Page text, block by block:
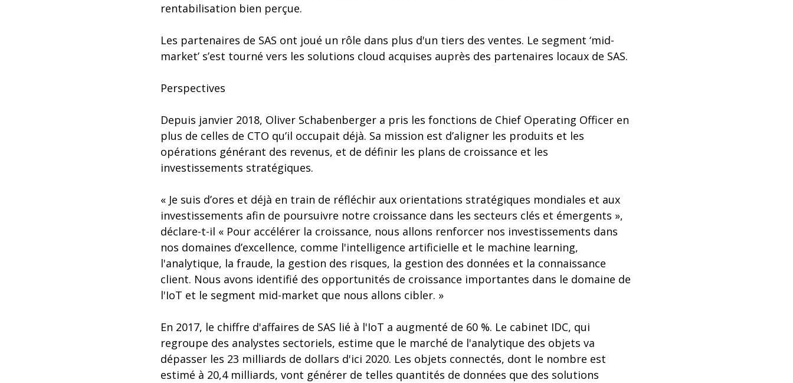
rentabilisation bien perçue.
Les partenaires de SAS ont joué un rôle dans plus d'un tiers des ventes. Le segment ‘mid-
market’ s’est tourné vers les solutions cloud acquises auprès des partenaires locaux de SAS.
Perspectives
Depuis janvier 2018, Oliver Schabenberger a pris les fonctions de Chief Operating Officer en
plus de celles de CTO qu’il occupait déjà. Sa mission est d’aligner les produits et les
opérations générant des revenus, et de définir les plans de croissance et les
investissements stratégiques.
« Je suis d’ores et déjà en train de réfléchir aux orientations stratégiques mondiales et aux
investissements afin de poursuivre notre croissance dans les secteurs clés et émergents »,
déclare-t-il « Pour accélérer la croissance, nous allons renforcer nos investissements dans
nos domaines d’excellence, comme l'intelligence artificielle et le machine learning,
l'analytique, la fraude, la gestion des risques, la gestion des données et la connaissance
client. Nous avons identifié des opportunités de croissance importantes dans le domaine de
l'IoT et le segment mid-market que nous allons cibler. »
En 2017, le chiffre d'affaires de SAS lié à l'IoT a augmenté de 60 %. Le cabinet IDC, qui
regroupe des analystes sectoriels, estime que le marché de l'analytique des objets va
dépasser les 23 milliards de dollars d'ici 2020. Les objets connectés, dont le nombre est
estimé à 20,4 milliards, vont générer de telles quantités de données que des solutions